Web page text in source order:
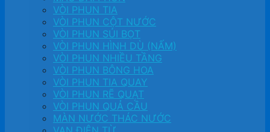
VÒI PHUN TIA
VÒI PHUN CỘT NƯỚC
VÒI PHUN SỦI BỌT
VÒI PHUN HÌNH DÙ (NẤM)
VÒI PHUN NHIỀU TẦNG
VÒI PHUN BÔNG HOA
VÒI PHUN TIA QUAY
VÒI PHUN RẼ QUẠT
VÒI PHUN QUẢ CẦU
MÀN NƯỚC THÁC NƯỚC